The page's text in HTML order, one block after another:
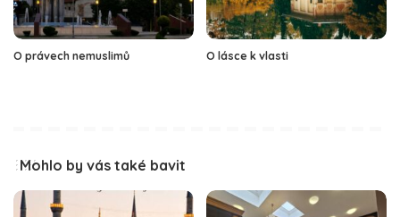
O právech nemuslimů O lásce k vlasti
Mohlo by vás také bavit